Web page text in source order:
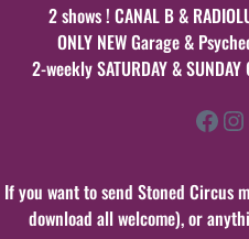
2 shows ! CANAL B &
ONLY NEW Garage &
2-weekly SATURDAY &
Facebook Instagram
If you want to send Stoned Circus
download all welcome), or